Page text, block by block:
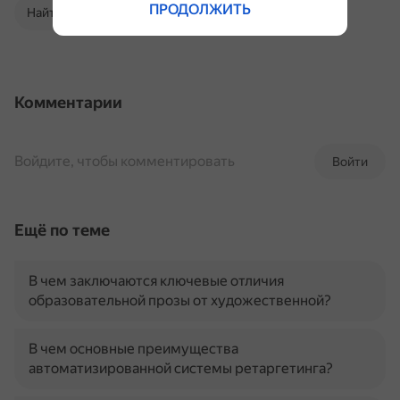
Найти в Поиске
Комментарии
Войти
Войдите, чтобы комментировать
Ещё по теме
В чем заключаются ключевые отличия
образовательной прозы от художественной?
В чем основные преимущества
автоматизированной системы ретаргетинга?
ПРОДОЛЖИТЬ